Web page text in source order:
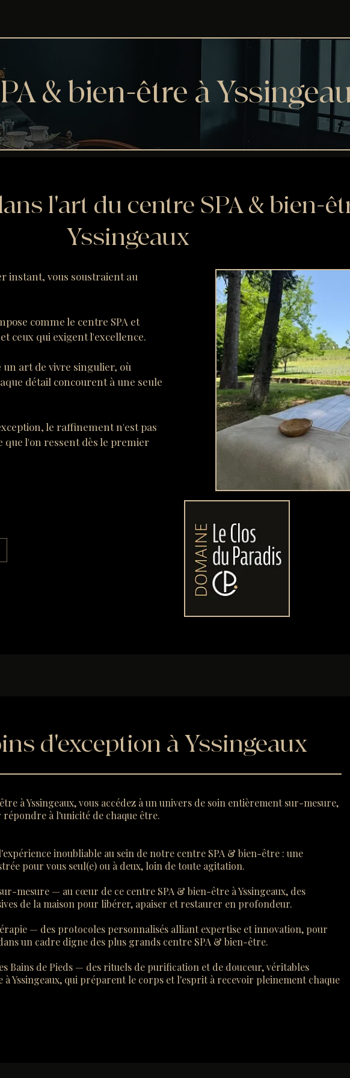
& bien-être à
l'art du centre SPA & bien-
Yssingeaux
instant, vous soustraient au
comme le centre SPA et
ceux qui exigent l'excellence.
art de vivre singulier, où
détail concourent à une seule
le raffinement n'est pas
que l'on ressent dès le premier
d'exception à Yssingeaux
à Yssingeaux, vous accédez à un univers de soin entièrement sur-mesure,
à l'unicité de chaque être.
inoubliable au sein de notre centre SPA & bien-être : une
pour vous seul(e) ou à deux, loin de toute agitation.
mesure — au cœur de ce centre SPA & bien-être à Yssingeaux, des
de la maison pour libérer, apaiser et restaurer en profondeur.
— des protocoles personnalisés alliant expertise et innovation, pour
un cadre digne des plus grands centre SPA & bien-être.
Bains de Pieds — des rituels de purification et de douceur, véritables
Yssingeaux, qui préparent le corps et l'esprit à recevoir pleinement chaque